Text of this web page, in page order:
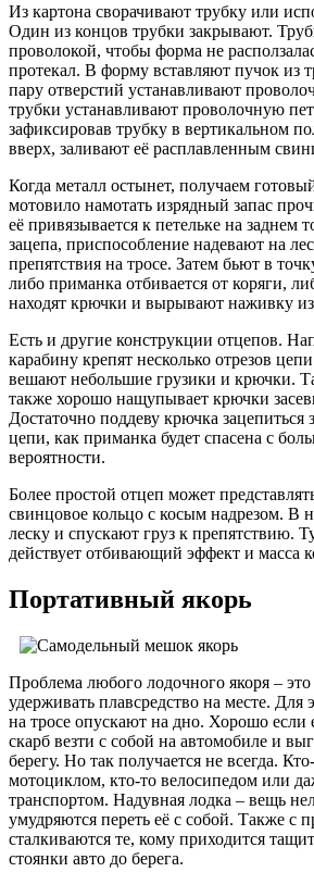
Из картона сворачивают трубку или
Один из концов трубки закрывают.
проволокой, чтобы форма не
протекал. В форму вставляют пучок из
пару отверстий устанавливают
трубки устанавливают проволочную
зафиксировав трубку в вертикальном
вверх, заливают её расплавленным
Когда металл остынет, получаем
мотовило намотать изрядный запас
её привязывается к петельке на заднем
зацепа, приспособление надевают на
препятствия на тросе. Затем бьют в
либо приманка отбивается от коряги,
находят крючки и вырывают наживку
Есть и другие конструкции отцепов.
карабину крепят несколько отрезов
вешают небольшие грузики и крючки.
также хорошо нащупывает крючки
Достаточно поддеву крючка зацепиться
цепи, как приманка будет спасена с
вероятности.
Более простой отцеп может
свинцовое кольцо с косым надрезом. В
леску и спускают груз к препятствию.
действует отбивающий эффект и масса
Портативный якорь
Проблема любого лодочного якоря –
удерживать плавсредство на месте. Для
на тросе опускают на дно. Хорошо если
скарб везти с собой на автомобиле и
берегу. Но так получается не всегда.
мотоциклом, кто-то велосипедом или
транспортом. Надувная лодка – вещь
умудряются переть её с собой. Также с
сталкиваются те, кому приходится
стоянки авто до берега.